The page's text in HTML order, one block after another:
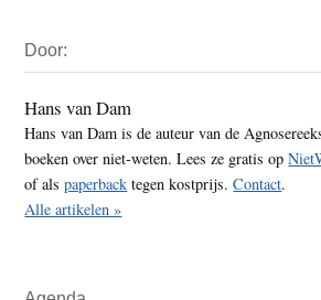
Sidebar
Door:
Hans van Dam
Hans van Dam is de auteur van de
boeken over niet-weten. Lees ze gratis op
of alspaperback tegen kostprijs.Contact.
Alle artikelen »